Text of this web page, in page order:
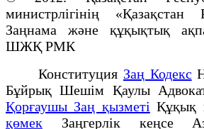
министрлігінің «Қазақстан
Заңнама және құқықтық
ШЖҚ РМК
Конституция Заң Кодекс
Бұйрық Шешім Қаулы
Қорғаушы Заң қызметі Құқық
қөмек Заңгерлік кеңсе